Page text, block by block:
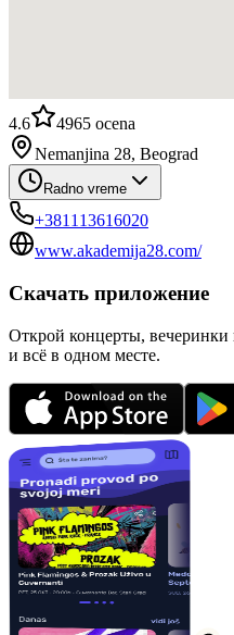
4.6 4965 ocena
Nemanjina 28, Beograd
Radno vreme
+381113616020
www.akademija28.com/
Скачать приложение
Открой концерты, вечеринки
и всё в одном месте.